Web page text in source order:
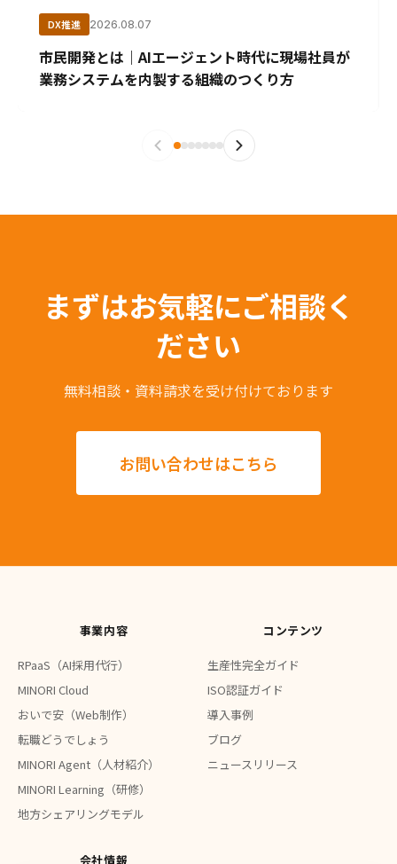
DX推進 2026.08.07
市民開発とは｜AIエージェント時代に現場社員が
業務システムを内製する組織のつくり方
まずはお気軽にご相談く
ださい
無料相談・資料請求を受け付けております
お問い合わせはこちら
事業内容
RPaaS（AI採用代行）
MINORI Cloud
おいで安（Web制作）
転職どうでしょう
MINORI Agent（人材紹介）
MINORI Learning（研修）
地方シェアリングモデル
コンテンツ
生産性完全ガイド
ISO認証ガイド
導入事例
ブログ
ニュースリリース
会社情報